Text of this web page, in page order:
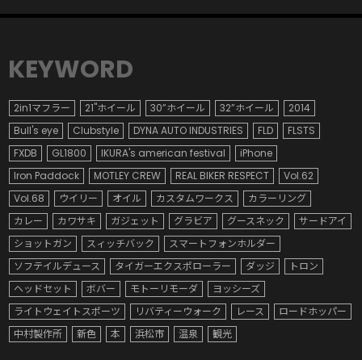
KEYWORD
2in1マフラー 21"ホイール 30”ホイール 32”ホイール
2014
Bull's eye
Clubstyle DYNA AUTO INDUSTRIES FLD
FLSTS
FXDB
GL1800 IKURA's american festival
iPhone
Iron Paddock
MOTLEY CREW REAL BIKER RESPECT
Vol.62
Vol.68
ウイリー オイル カスタムワークス
カラーリング
カレー
カワサキ ガジェット グラビア グースネック
サードアイ
ショットガン
スィッチバック
スマートフォンホルダー
ソフテイルデュース
タイガーエクスポローラー ダッジ
トロン
ヘッドセット
ボバー モトーリモーダ
ヨッシーズ
ライトウェイトスポーツ
リバティーウォーク レース
ロードホッパー
中村製作所
新色 本 浜松市 温泉 観光